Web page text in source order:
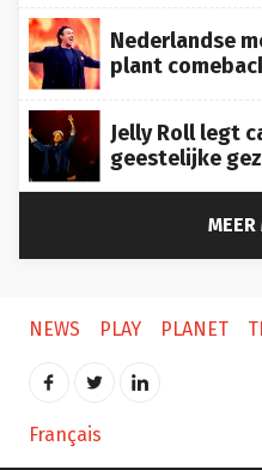
plant
geestelijke